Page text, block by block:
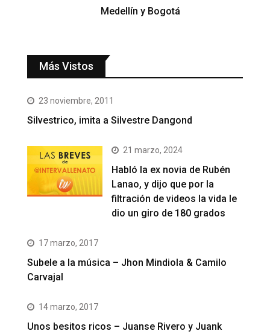
Medellín y Bogotá
Más Vistos
23 noviembre, 2011
Silvestrico, imita a Silvestre Dangond
21 marzo, 2024
Habló la ex novia de Rubén
Lanao, y dijo que por la
filtración de videos la vida le
dio un giro de 180 grados
17 marzo, 2017
Subele a la música – Jhon Mindiola & Camilo
Carvajal
14 marzo, 2017
Unos besitos ricos – Juanse Rivero y Juank